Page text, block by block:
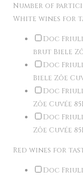
Number of
White wines for
Doc
brut Biele
Doc
Biele Zôe
Doc
Zôe Cuvée
Doc
Zôe Cuvée
Red wines for
Doc